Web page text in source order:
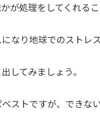
が処理をしてくれるこ
なり地球でのストレ
してみましょう。
ストですが、できな